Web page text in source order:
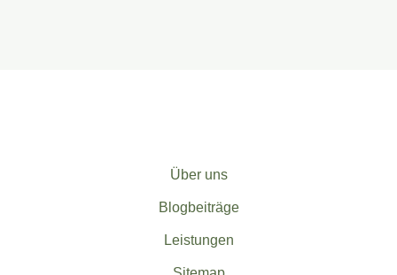
Über uns
Blogbeiträge
Leistungen